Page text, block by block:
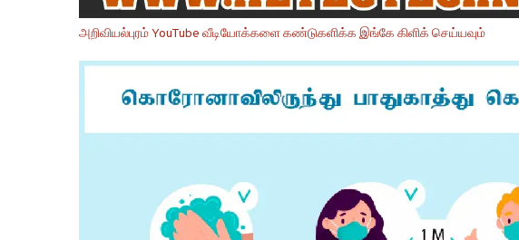
அறிவியல்புரம் YouTube வீடியோக்களை கண்டுகளிக்க இங்கே கிளிக் செய்யவும்